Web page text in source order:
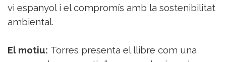
vi espanyol i el compromís amb la sostenibilitat
ambiental.
El motiu: Torres presenta el llibre com una